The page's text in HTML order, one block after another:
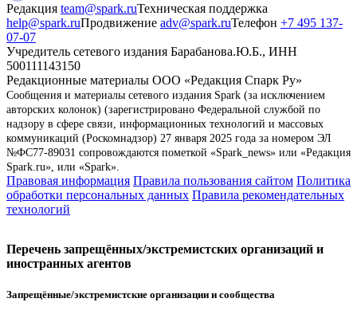
Редакция team@spark.ruТехническая поддержка
help@spark.ruПродвижение adv@spark.ruТелефон +7 495 137-
07-07
Учредитель сетевого издания Барабанова.Ю.Б., ИНН
500111143150
Редакционные материалы ООО «Редакция Спарк Ру»
Сообщения и материалы сетевого издания Spark (за исключением
авторских колонок) (зарегистрировано Федеральной службой по
надзору в сфере связи, информационных технологий и массовых
коммуникаций (Роскомнадзор) 27 января 2025 года за номером ЭЛ
№ФС77-89031 сопровождаются пометкой «Spark_news» или «Редакция
Spark.ru», или «Spark».
Правовая информация Правила пользования сайтом Политика
обработки персональных данных Правила рекомендательных
технологий
Перечень запрещённых/экстремистских организаций и
иностранных агентов
Запрещённые/экстремистские организации и сообщества